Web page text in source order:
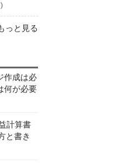
っと見る
作成は必
何が必要
計算書
と書き